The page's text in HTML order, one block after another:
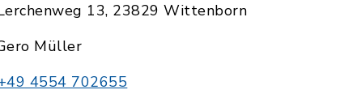
13, 23829 Wittenborn
Müller
4554 702655